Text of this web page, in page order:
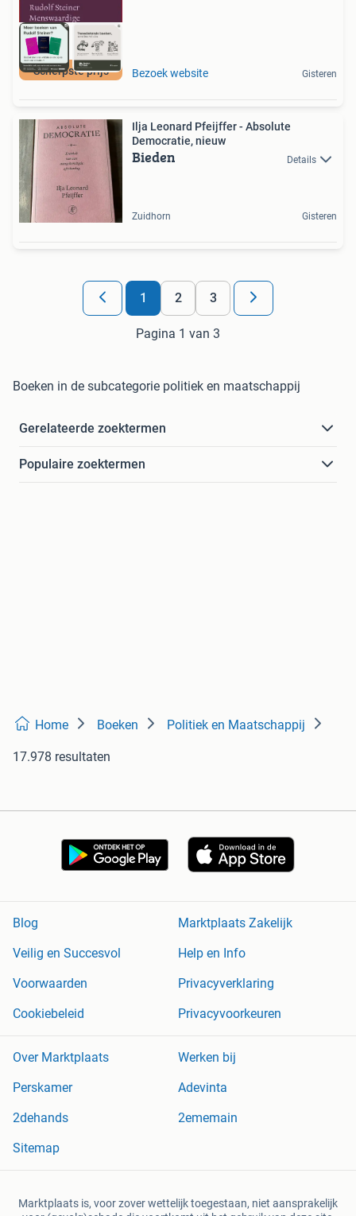
Scherpste prijs Bezoek website Gisteren
Ilja Leonard Pfeijffer - Absolute
Democratie, nieuw
Bieden Details
Zuidhorn Gisteren
1 2 3
Pagina 1 van 3
Boeken in de subcategorie politiek en maatschappij
Gerelateerde zoektermen
Populaire zoektermen
Home Boeken Politiek en Maatschappij
17.978 resultaten
Blog
Marktplaats Zakelijk
Veilig en Succesvol
Help en Info
Voorwaarden
Privacyverklaring
Cookiebeleid
Privacyvoorkeuren
Over Marktplaats
Werken bij
Perskamer
Adevinta
2dehands
2ememain
Sitemap
Marktplaats is, voor zover wettelijk toegestaan, niet aansprakelijk